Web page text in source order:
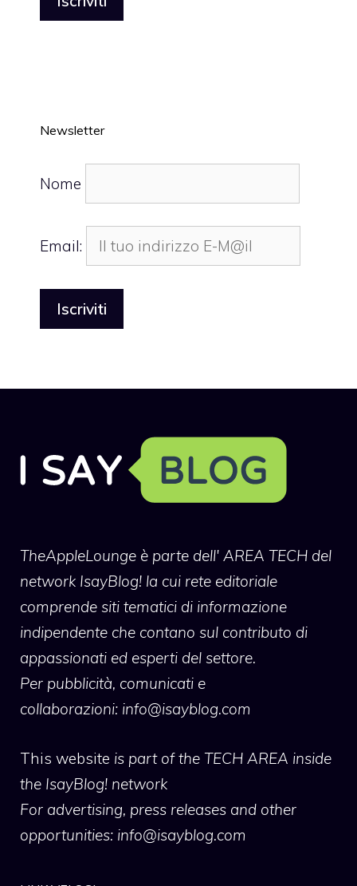
Newsletter
Nome
Email:
TheAppleLounge è parte dell' AREA TECH del
network IsayBlog! la cui rete editoriale
comprende siti tematici di informazione
indipendente che contano sul contributo di
appassionati ed esperti del settore.
Per pubblicità, comunicati e
collaborazioni: info@isayblog.com
This website is part of the TECH AREA inside
the IsayBlog! network
For advertising, press releases and other
opportunities: info@isayblog.com